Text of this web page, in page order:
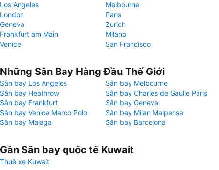
Los Angeles
Melbourne
London
Paris
Geneva
Zurich
Frankfurt am Main
Milano
Venice
San Francisco
Những Sân Bay Hàng Đầu Thế Giới
Sân bay Los Angeles
Sân bay Melbourne
Sân bay Heathrow
Sân bay Charles de Gaulle Paris
Sân bay Frankfurt
Sân bay Geneva
Sân bay Venice Marco Polo
Sân bay Milan Malpensa
Sân bay Malaga
Sân bay Barcelona
Gần Sân bay quốc tế Kuwait
Thuê xe Kuwait